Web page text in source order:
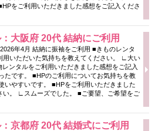
をご利用いただきました感想をご記入くださ
大阪府 20代 結納にご利用
年4月 結納に振袖をご利用 ■きものレンタ
用いただいた気持ちを教えてください。 ∟大い
ンタルをご利用いただきました感想をご記入
たです。 ■HPのご利用についてお気持ちを教
いやすいです。 ■HPをご利用いただきました
い。 ∟スムーズでした。 ■ご要望、ご希望をご
京都府 20代 結婚式にご利用